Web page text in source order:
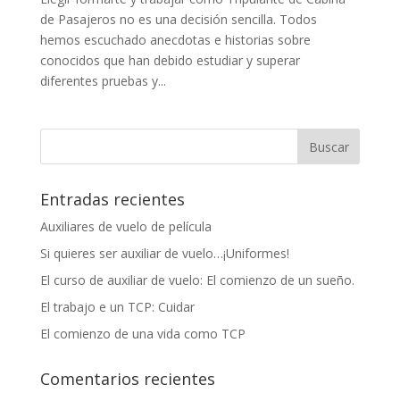
de Pasajeros no es una decisión sencilla. Todos
hemos escuchado anecdotas e historias sobre
conocidos que han debido estudiar y superar
diferentes pruebas y...
Entradas recientes
Auxiliares de vuelo de película
Si quieres ser auxiliar de vuelo…¡Uniformes!
El curso de auxiliar de vuelo: El comienzo de un sueño.
El trabajo e un TCP: Cuidar
El comienzo de una vida como TCP
Comentarios recientes